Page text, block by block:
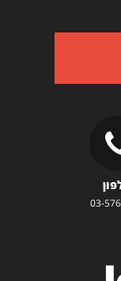
03-